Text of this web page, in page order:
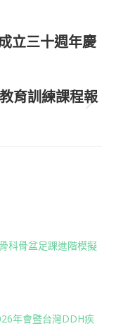
立三十週年慶
育訓練課程報
科骨盆足踝進階模擬
年會暨台灣DDH疾